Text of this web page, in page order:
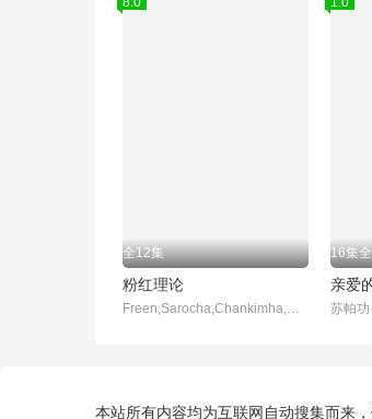
全12集
粉红理论
Freen,Sarocha,Chankimha,瑞玫高·阿瑟农
16集全
亲爱
本站所有内容均为互联网自动搜集而来，